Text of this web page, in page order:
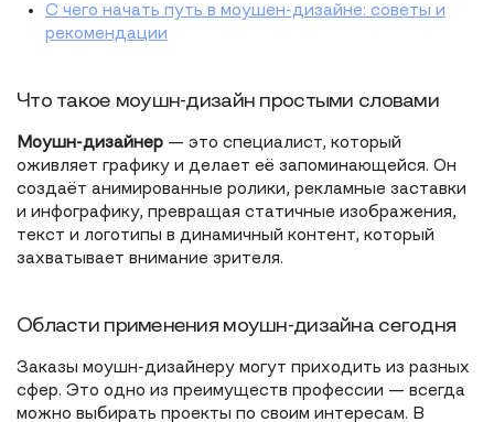
С чего начать путь в моушен-дизайне: советы и
рекомендации
Что такое моушн-дизайн простыми словами
Моушн-дизайнер — это специалист, который
оживляет графику и делает её запоминающейся. Он
создаёт анимированные ролики, рекламные заставки
и инфографику, превращая статичные изображения,
текст и логотипы в динамичный контент, который
захватывает внимание зрителя.
Области применения моушн-дизайна сегодня
Заказы моушн-дизайнеру могут приходить из разных
сфер. Это одно из преимуществ профессии — всегда
можно выбирать проекты по своим интересам. В